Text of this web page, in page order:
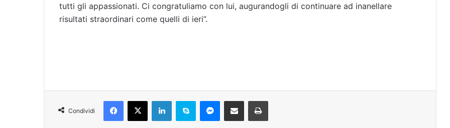
tutti gli appassionati. Ci congratuliamo con lui, augurandogli di continuare ad inanellare
risultati straordinari come quelli di ieri”.
Condividi